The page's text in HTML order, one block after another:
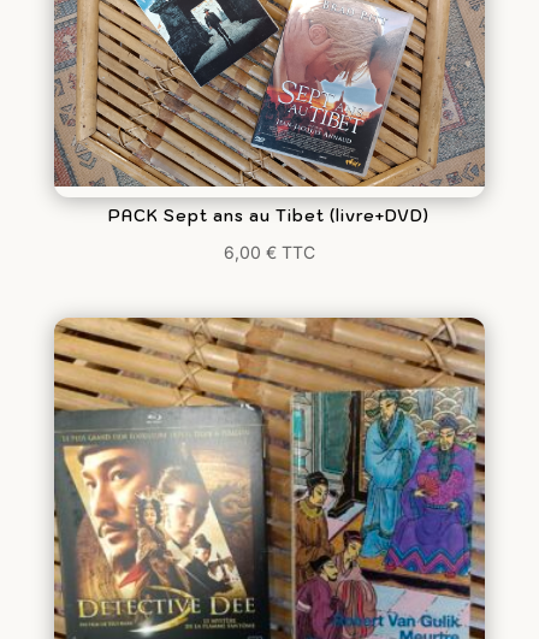
PACK Sept ans au Tibet (livre+DVD)
6,00 € TTC